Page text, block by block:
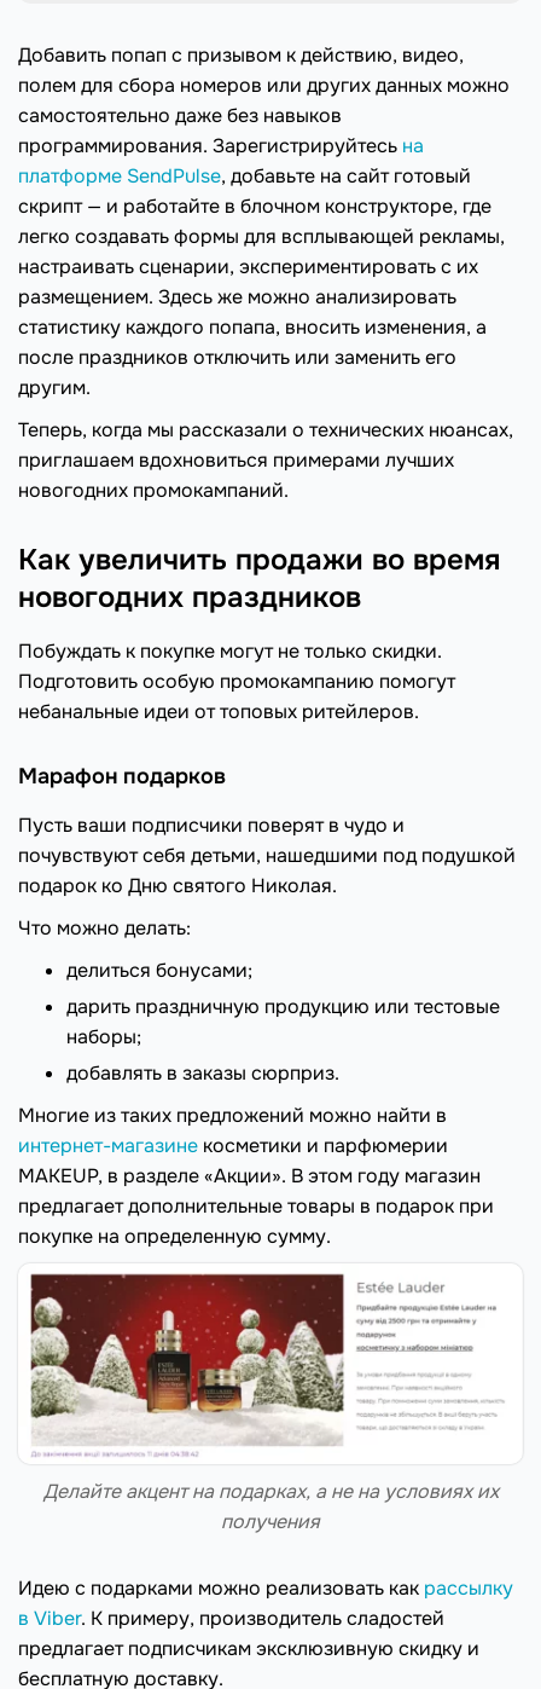
Добавить попап с призывом к действию, видео,
полем для сбора номеров или других данных можно
самостоятельно даже без навыков
программирования. Зарегистрируйтесь на
платформе SendPulse, добавьте на сайт готовый
скрипт — и работайте в блочном конструкторе, где
легко создавать формы для всплывающей рекламы,
настраивать сценарии, экспериментировать с их
размещением. Здесь же можно анализировать
статистику каждого попапа, вносить изменения, а
после праздников отключить или заменить его
другим.
Теперь, когда мы рассказали о технических нюансах,
приглашаем вдохновиться примерами лучших
новогодних промокампаний.
Как увеличить продажи во время
новогодних праздников
Побуждать к покупке могут не только скидки.
Подготовить особую промокампанию помогут
небанальные идеи от топовых ритейлеров.
Марафон подарков
Пусть ваши подписчики поверят в чудо и
почувствуют себя детьми, нашедшими под подушкой
подарок ко Дню святого Николая.
Что можно делать:
делиться бонусами;
дарить праздничную продукцию или тестовые
наборы;
добавлять в заказы сюрприз.
Многие из таких предложений можно найти в
интернет-магазине косметики и парфюмерии
MAKEUP, в разделе «Акции». В этом году магазин
предлагает дополнительные товары в подарок при
покупке на определенную сумму.
Делайте акцент на подарках, а не на условиях их
получения
Идею с подарками можно реализовать как рассылку
в Viber. К примеру, производитель сладостей
предлагает подписчикам эксклюзивную скидку и
бесплатную доставку.